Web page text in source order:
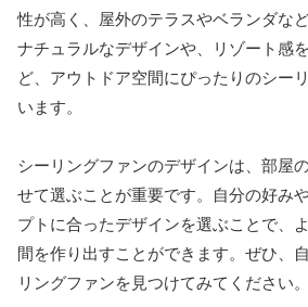
性が高く、屋外のテラスやベランダな
ナチュラルなデザインや、リゾート感
ど、アウトドア空間にぴったりのシー
います。
シーリングファンのデザインは、部屋
せて選ぶことが重要です。自分の好み
プトに合ったデザインを選ぶことで、
間を作り出すことができます。ぜひ、
リングファンを見つけてみてください。